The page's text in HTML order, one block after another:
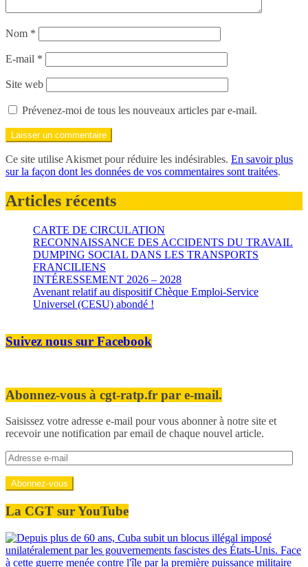
Nom *
E-mail *
Site web
Prévenez-moi de tous les nouveaux articles par e-mail.
Ce site utilise Akismet pour réduire les indésirables. En savoir plus
sur la façon dont les données de vos commentaires sont traitées.
Articles récents
CARTE DE CIRCULATION
RECONNAISSANCE DES ACCIDENTS DU TRAVAIL
DUMPING SOCIAL DANS LES TRANSPORTS
FRANCILIENS
INTÉRESSEMENT 2026 – 2028
Avenant relatif au dispositif Chèque Emploi-Service
Universel (CESU) abondé !
Suivez nous sur Facebook
Abonnez-vous à cgt-ratp.fr par e-mail.
Saisissez votre adresse e-mail pour vous abonner à notre site et
recevoir une notification par email de chaque nouvel article.
Adresse
e-
mail
Abonnez-vous
La CGT sur YouTube